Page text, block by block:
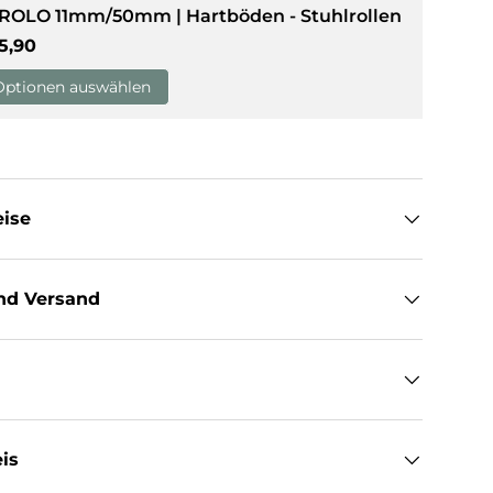
laden
11mm/50mm | Hartböden - Stuhlrollen
Preis
auswählen
Versand